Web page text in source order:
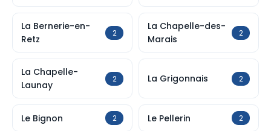
La Bernerie-en-
Retz
2
La Chapelle-des-
Marais
2
La Chapelle-
Launay
2 La Grigonnais 2
Le Bignon 2 Le Pellerin 2